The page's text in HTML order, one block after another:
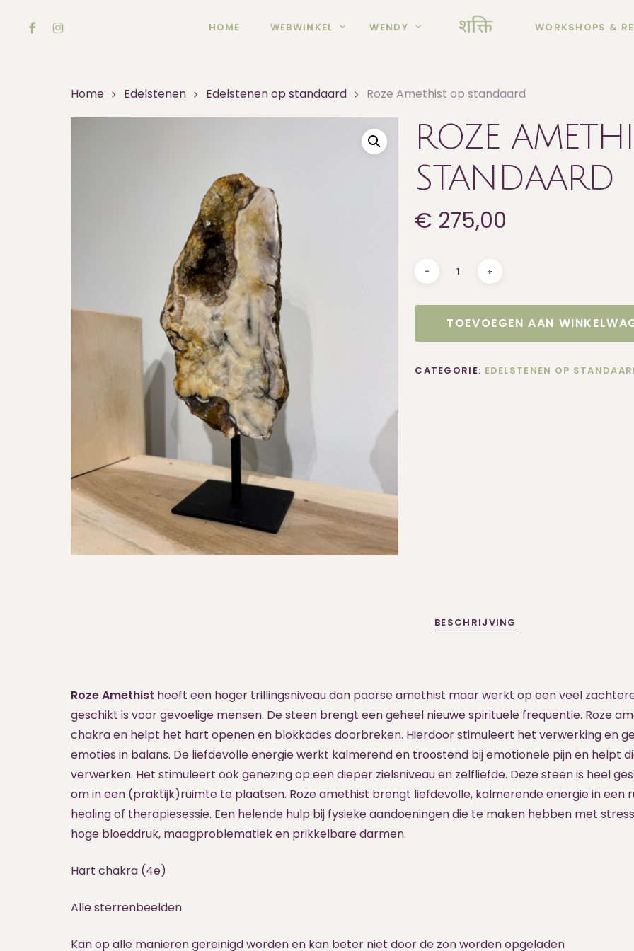
HOME WEBWINKEL WENDY WORKSHOPS &
FACEBOOKINSTAGRAM
Home Edelstenen Edelstenen op standaard Roze Amethist op standaard
ROZE
STANDAARD
€ 275,00
TOEVOEGEN AAN
CATEGORIE: EDELSTENEN OP
BESCHRIJVING
Roze Amethist heeft een hoger trillingsniveau dan paarse amethist maar werkt op een veel
geschikt is voor gevoelige mensen. De steen brengt een geheel nieuwe spirituele frequentie. Roze
chakra en helpt het hart openen en blokkades doorbreken. Hierdoor stimuleert het verwerking en
emoties in balans. De liefdevolle energie werkt kalmerend en troostend bij emotionele pijn en helpt
verwerken. Het stimuleert ook genezing op een dieper zielsniveau en zelfliefde. Deze steen is heel
om in een (praktijk)ruimte te plaatsen. Roze amethist brengt liefdevolle, kalmerende energie in een
healing of therapiesessie. Een helende hulp bij fysieke aandoeningen die te maken hebben met
hoge bloeddruk, maagproblematiek en prikkelbare darmen.
Hart chakra (4e)
Alle sterrenbeelden
Kan op alle manieren gereinigd worden en kan beter niet door de zon worden opgeladen